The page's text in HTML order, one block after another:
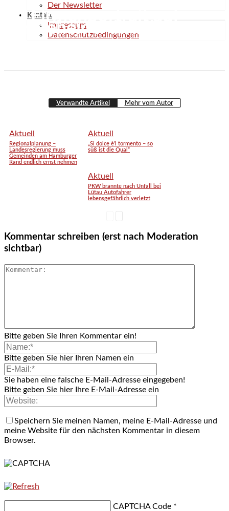
Der Newsletter
Kontakt
Impressum
Datenschutzbedingungen
Ihr Firmenportrait auf
bargteheideAktuell
Verwandte Artikel Mehr vom Autor
Aktuell
Regionalplanung –
Landesregierung muss
Gemeinden am Hamburger
Rand endlich ernst nehmen
Aktuell
„Si dolce è’l tormento – so
süß ist die Qual“
Aktuell
PKW brannte nach Unfall bei
Lütau Autofahrer
lebensgefährlich verletzt
Kommentar schreiben (erst nach Moderation
sichtbar)
Bitte geben Sie Ihren Kommentar ein!
Bitte geben Sie hier Ihren Namen ein
Sie haben eine falsche E-Mail-Adresse eingegeben!
Bitte geben Sie hier Ihre E-Mail-Adresse ein
Speichern Sie meinen Namen, meine E-Mail-Adresse und
meine Website für den nächsten Kommentar in diesem
Browser.
CAPTCHA Code *